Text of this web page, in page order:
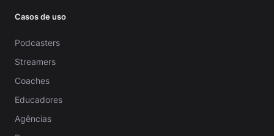
Casos de uso
Podcasters
Streamers
Coaches
Educadores
Agências